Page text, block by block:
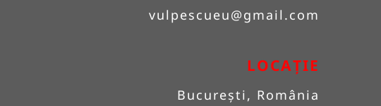
vulpescueu@gmail.com
LOCAȚIE
București, România